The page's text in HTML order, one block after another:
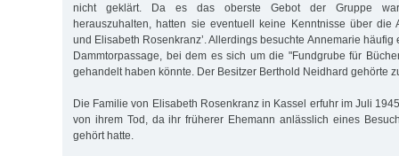
nicht geklärt. Da es das oberste Gebot der Gruppe war,
herauszuhalten, hatten sie eventuell keine Kenntnisse über die
und Elisabeth Rosenkranz’. Allerdings besuchte Annemarie
Dammtorpassage, bei dem es sich um die "Fundgrube für
gehandelt haben könnte. Der Besitzer Berthold Neidhard gehörte
Die Familie von Elisabeth Rosenkranz in Kassel erfuhr im Juli
von ihrem Tod, da ihr früherer Ehemann anlässlich eines
gehört hatte.